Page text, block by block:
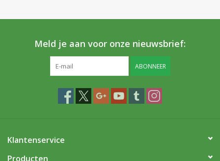
Meld je aan voor onze nieuwsbrief:
ABONNEER
Klantenservice
Producten